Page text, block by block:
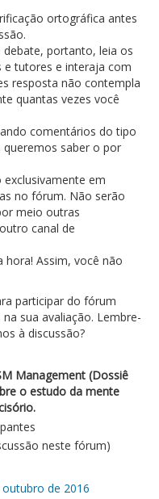
ortográfica antes
portanto, leia os
e tutores e interaja com
resposta não contempla
quantas vezes você
comentários do tipo
queremos saber o por
exclusivamente em
no fórum. Não serão
meio outras
canal de
Assim, você não
participar do fórum
sua avaliação. Lembre-
à discussão?
Management (Dossiê
o estudo da mente
neste fórum)
de 2016